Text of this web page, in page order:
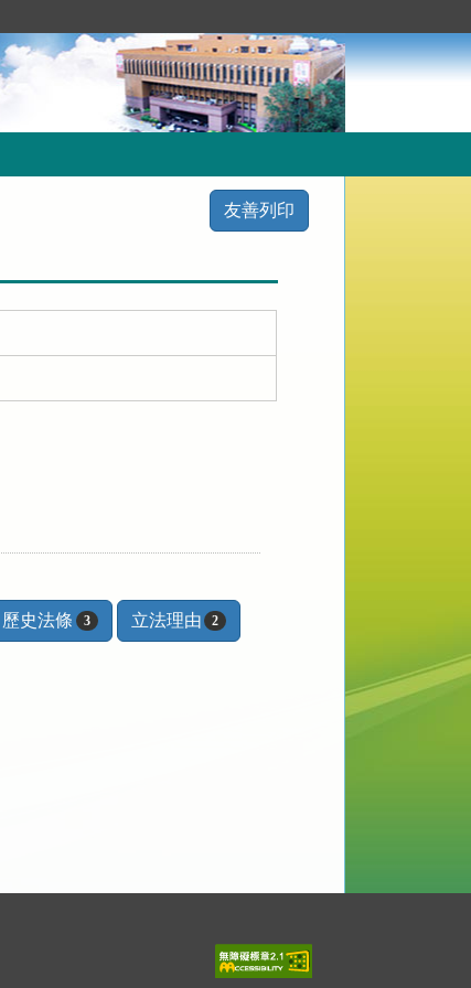
友善列印
歷史法條 3 立法理由 2